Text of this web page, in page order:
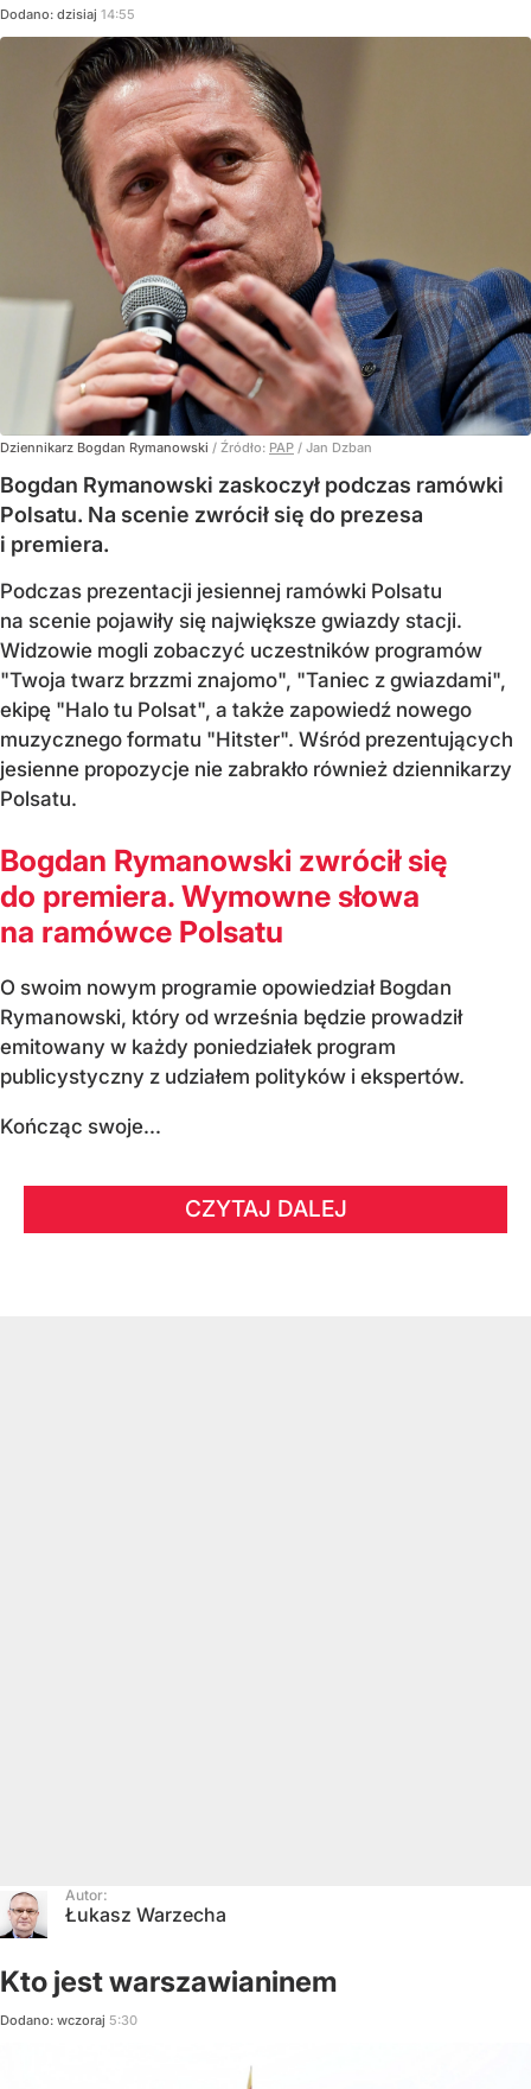
Dodano: dzisiaj 14:55
Dziennikarz Bogdan Rymanowski / Źródło: PAP / Jan Dzban
Bogdan Rymanowski zaskoczył podczas ramówki
Polsatu. Na scenie zwrócił się do prezesa
i premiera.
Podczas prezentacji jesiennej ramówki Polsatu
na scenie pojawiły się największe gwiazdy stacji.
Widzowie mogli zobaczyć uczestników programów
"Twoja twarz brzzmi znajomo", "Taniec z gwiazdami",
ekipę "Halo tu Polsat", a także zapowiedź nowego
muzycznego formatu "Hitster". Wśród prezentujących
jesienne propozycje nie zabrakło również dziennikarzy
Polsatu.
Bogdan Rymanowski zwrócił się
do premiera. Wymowne słowa
na ramówce Polsatu
O swoim nowym programie opowiedział Bogdan
Rymanowski, który od września będzie prowadził
emitowany w każdy poniedziałek program
publicystyczny z udziałem polityków i ekspertów.
Kończąc swoje...
CZYTAJ DALEJ
Autor:
Łukasz Warzecha
Kto jest warszawianinem
Dodano: wczoraj 5:30